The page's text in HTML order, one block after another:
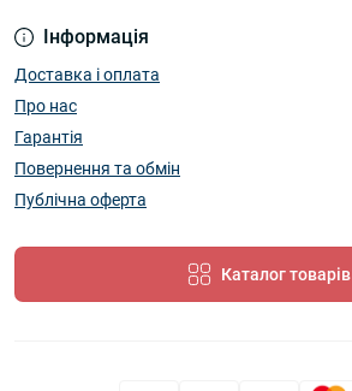
Інформація
Доставка і оплата
Про нас
Гарантія
Повернення та обмін
Публічна оферта
Каталог товарів